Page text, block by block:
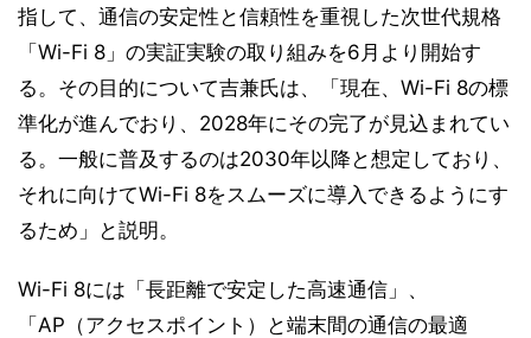
指して、通信の安定性と信頼性を重視した次世代規格
「Wi-Fi 8」の実証実験の取り組みを6月より開始す
る。その目的について吉兼氏は、「現在、Wi-Fi 8の標
準化が進んでおり、2028年にその完了が見込まれてい
る。一般に普及するのは2030年以降と想定しており、
それに向けてWi-Fi 8をスムーズに導入できるようにす
るため」と説明。
Wi-Fi 8には「長距離で安定した高速通信」、
「AP（アクセスポイント）と端末間の通信の最適